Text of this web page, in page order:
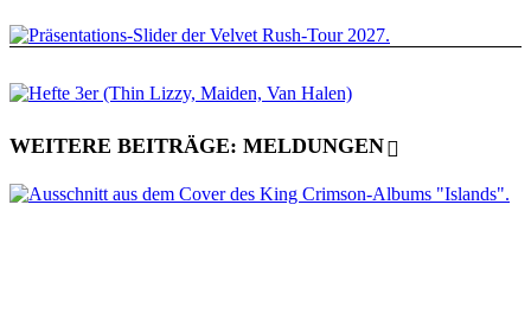
WEITERE BEITRÄGE: MELDUNGEN